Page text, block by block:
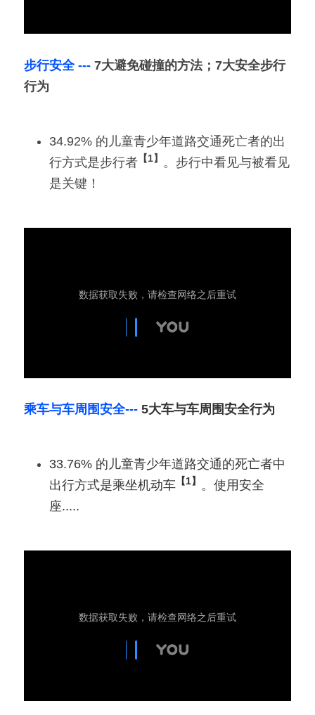
步行安全 --- 7大避免碰撞的方法；7大安全步行
行为
34.92% 的儿童青少年道路交通死亡者的出
行方式是步行者 【1】
。步行中看见与被看见
是关键！
乘车与车周围安全--- 5大车与车周围安全行为
33.76% 的儿童青少年道路交通的死亡者中
出行方式是乘坐机动车 【1】 。使用安全
座.....